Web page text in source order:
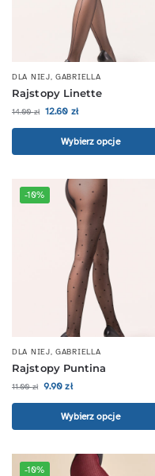
DLA NIEJ,GABRIELLA
Rajstopy Linette
14.00zł 12.60 zł
Wybierz opcje
-10%
DLA NIEJ,GABRIELLA
Rajstopy Puntina
11.00zł 9.90zł
Wybierz opcje
-10%